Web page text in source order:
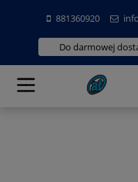
881360920
Do darmowej